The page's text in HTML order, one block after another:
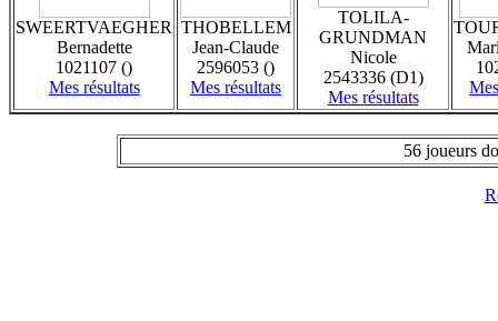
SWEERTVAEGHER
Bernadette
1021107 ()
Mes résultats
THOBELLEM
Jean-Claude
2596053 ()
Mes résultats
TOLILA-
GRUNDMAN
Nicole
2543336 (D1)
Mes résultats
56 joueurs